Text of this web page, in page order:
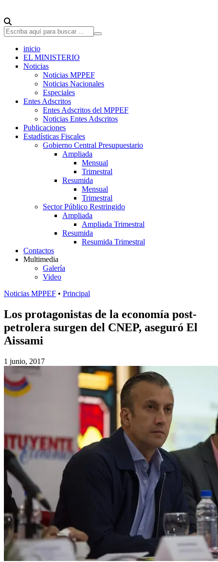
inicio
EL MINISTERIO
Noticias
Noticias MPPEF
Noticias Nacionales
Especiales
Entes Adscritos
Entes Adscritos del MPPEF
Noticias Entes Adscritos
Publicaciones
Estadísticas Fiscales
Gobierno Central Presupuestario
Ampliada
Mensual
Trimestral
Resumida
Mensual
Trimestral
Sector Público Restringido
Ampliada
Ampliada Trimestral
Resumida
Resumida Trimestral
Contactos
Multimedia
Galería
Video
Noticias MPPEF • Principal
Los protagonistas de la economía post-
petrolera surgen del CNEP, aseguró El
Aissami
1 junio, 2017